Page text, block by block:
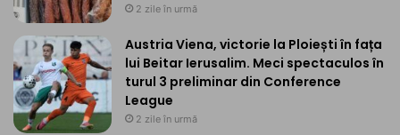
2 zile în urmă
Austria Viena, victorie la Ploiești în fața
lui Beitar Ierusalim. Meci spectaculos în
turul 3 preliminar din Conference
League
2 zile în urmă